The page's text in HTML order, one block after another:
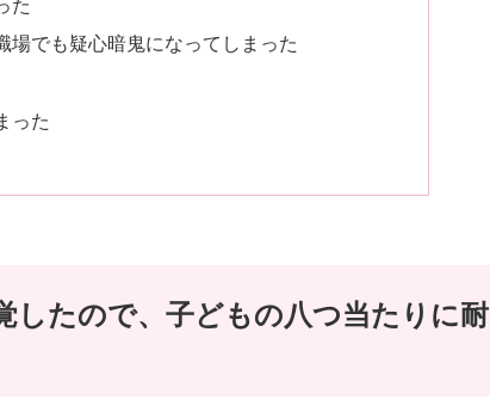
でも疑心暗鬼になってしまった
った
したので、子どもの八つ当たりに耐